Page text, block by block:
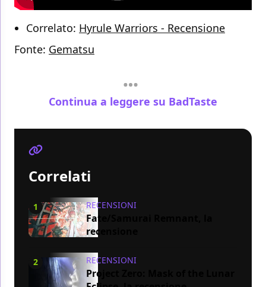
Correlato: Hyrule Warriors - Recensione
Fonte: Gematsu
Continua a leggere su BadTaste
Correlati
1 RECENSIONI
Fate/Samurai Remnant, la
recensione
2 RECENSIONI
Project Zero: Mask of the Lunar